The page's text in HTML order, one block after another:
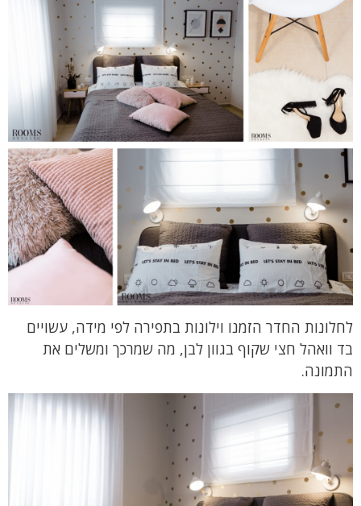
לחלונות החדר הזמנו וילונות בתפירה לפי מידה, עשויים
בד וואהל חצי שקוף בגוון לבן, מה שמרכך ומשלים את
התמונה.